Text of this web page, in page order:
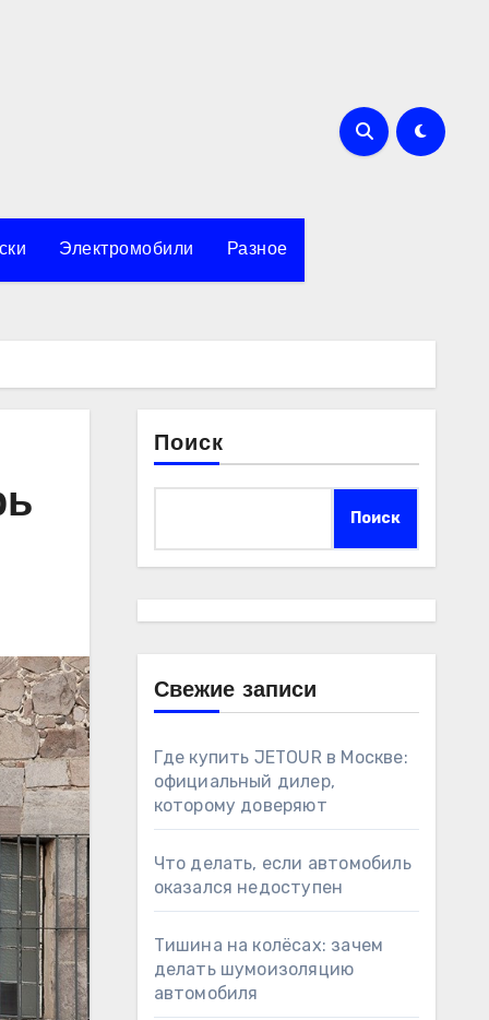
Электромобили Разное
Поиск
Поиск
Свежие записи
Где купить JETOUR в Москве:
официальный дилер,
которому доверяют
Что делать, если автомобиль
оказался недоступен
Тишина на колёсах: зачем
делать шумоизоляцию
автомобиля